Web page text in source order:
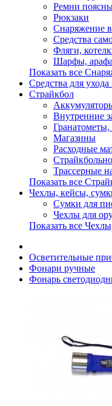
Ремни
Рюкзаки
Снаряжение
Средства
Фляги,
Шарфы,
Показать все
Средства для
Страйкбол
Внутренние
Магазины
Расходные
Трассерные
Показать все
Чехлы, кейсы,
Сумки для
Чехлы для
Показать все
Осветительные
Фонари ручные
Фонарь